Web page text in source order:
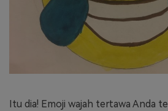
Itu dia! Emoji wajah tertawa Anda